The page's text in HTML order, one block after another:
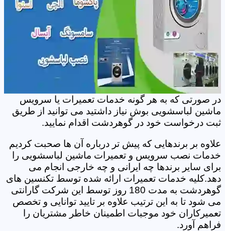
در صورتی که به هر گونه خدمات تعمیرات یا سرویس
ماشین لباسشویی بوش نیاز داشتید می توانید از طریق
ثبت درخواست خود در گوهردشت اقدام نمایید.
علاوه بر برندهایی که پیش تر درباره آن ها صحبت کردیم
خدمات نصب سرویس و تعمیرات ماشین لباسشویی را
برای سایر برندها چه ایرانی و چه خارجی انجام می
دهد.کلیه خدمات تعمیرات ارائه شده توسط تکنسین های
گوهردشت به مدت 180 روز توسط این شرکت گارانتی
می شود تا به این ترتیب علاوه بر تایید توانایی و تخصص
تعمیرکاران خود موجبات اطمینان خاطر مشتریان را
فراهم آورد.